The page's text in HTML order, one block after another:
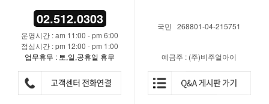
02.512.0303
운영시간 : am 11:00 - pm 6:00
점심시간 : pm 12:00 - pm 1:00
업무휴무 : 토,일,공휴일 휴무
국민 268801-04-215751
예금주 : (주)비주얼아이